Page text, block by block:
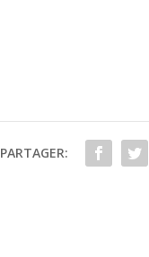
PARTAGER: